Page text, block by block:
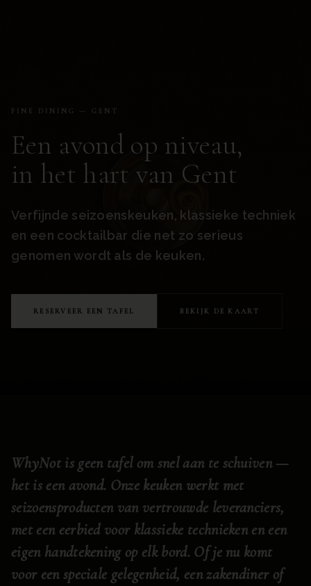
FINE DINING — GENT
Een avond op niveau,
in het hart van Gent
Verfijnde seizoenskeuken, klassieke techniek
en een cocktailbar die net zo serieus
genomen wordt als de keuken.
RESERVEER EEN TAFEL BEKIJK DE KAART
WhyNot is geen tafel om snel aan te schuiven —
het is een avond. Onze keuken werkt met
seizoensproducten van vertrouwde leveranciers,
met een eerbied voor klassieke technieken en een
eigen handtekening op elk bord. Of je nu komt
voor een speciale gelegenheid, een zakendiner of